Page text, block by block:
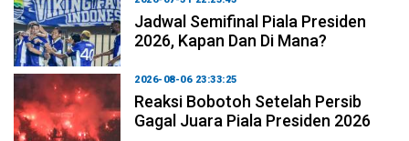
Jadwal Semifinal Piala Presiden
2026, Kapan Dan Di Mana?
2026-08-06 23:33:25
Reaksi Bobotoh Setelah Persib
Gagal Juara Piala Presiden 2026